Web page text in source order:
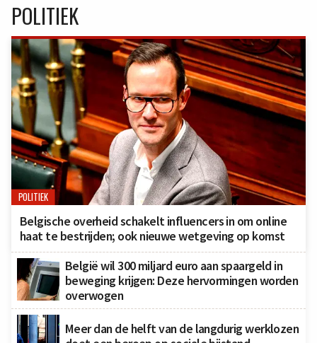
POLITIEK
POLITIEK
Belgische overheid schakelt influencers in om online
haat te bestrijden; ook nieuwe wetgeving op komst
België wil 300 miljard euro aan spaargeld in
beweging krijgen: Deze hervormingen worden
overwogen
Meer dan de helft van de langdurig werklozen